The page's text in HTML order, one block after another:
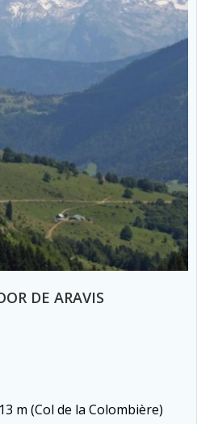
DE ARAVIS
m (Col de la Colombière)